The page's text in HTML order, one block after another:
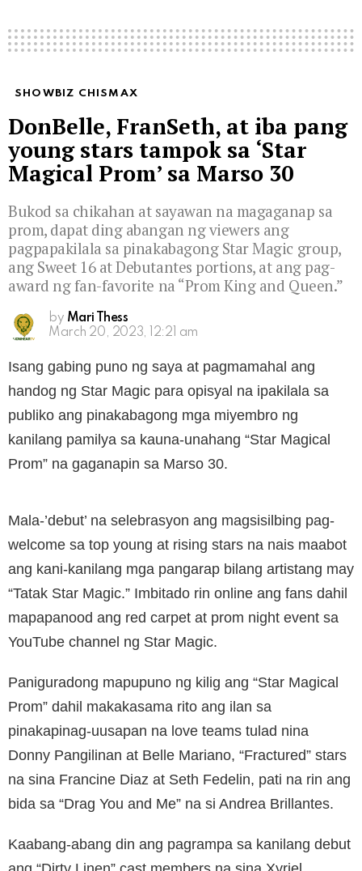
SHOWBIZ CHISMAX
DonBelle, FranSeth, at iba pang
young stars tampok sa ‘Star
Magical Prom’ sa Marso 30
Bukod sa chikahan at sayawan na magaganap sa
prom, dapat ding abangan ng viewers ang
pagpapakilala sa pinakabagong Star Magic group,
ang Sweet 16 at Debutantes portions, at ang pag-
award ng fan-favorite na “Prom King and Queen.”
by Mari Thess
March 20, 2023, 12:21 am
Isang gabing puno ng saya at pagmamahal ang
handog ng Star Magic para opisyal na ipakilala sa
publiko ang pinakabagong mga miyembro ng
kanilang pamilya sa kauna-unahang “Star Magical
Prom” na gaganapin sa Marso 30.
Mala-’debut’ na selebrasyon ang magsisilbing pag-
welcome sa top young at rising stars na nais maabot
ang kani-kanilang mga pangarap bilang artistang may
“Tatak Star Magic.” Imbitado rin online ang fans dahil
mapapanood ang red carpet at prom night event sa
YouTube channel ng Star Magic.
Paniguradong mapupuno ng kilig ang “Star Magical
Prom” dahil makakasama rito ang ilan sa
pinakapinag-uusapan na love teams tulad nina
Donny Pangilinan at Belle Mariano, “Fractured” stars
na sina Francine Diaz at Seth Fedelin, pati na rin ang
bida sa “Drag You and Me” na si Andrea Brillantes.
Kaabang-abang din ang pagrampa sa kanilang debut